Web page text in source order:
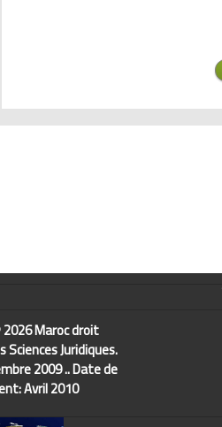
Maroc droit
Juridiques.
2009 .. Date de
Avril 2010